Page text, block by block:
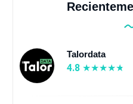
Talordata
4.8